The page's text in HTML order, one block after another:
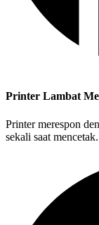
Printer Lambat
Printer merespon
sekali saat mencetak.